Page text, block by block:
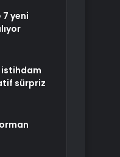
7 yeni
istihdam
sürpriz